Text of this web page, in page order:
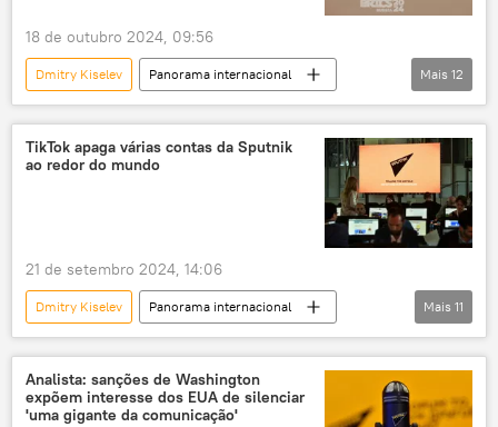
18 de outubro 2024, 09:56
Dmitry Kiselev
Panorama internacional
Rússia
Vladimir Putin
Kazan
Brasil
Moscou
BRICS
Sputnik
Rossiya Segodnya
reunião
jornalistas
Mais 12
TikTok apaga várias contas da Sputnik
ao redor do mundo
21 de setembro 2024, 14:06
Dmitry Kiselev
Panorama internacional
Margarita Simonyan
Donald Trump
Estados Unidos
Washington
RT
Rossiya Segodnya
Sputnik
Mais 11
Analista: sanções de Washington
expõem interesse dos EUA de silenciar
'uma gigante da comunicação'